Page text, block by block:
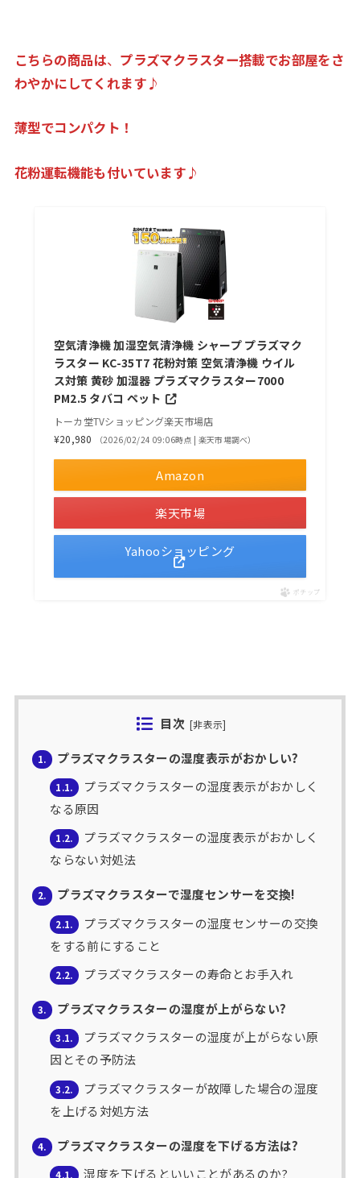
こちらの商品は、 プラズマクラスター搭載でお部屋をさ
わやかにしてくれます♪
薄型でコンパクト！
花粉運転機能も付いています♪
空気清浄機 加湿空気清浄機 シャープ プラズマク
ラスター KC-35T7 花粉対策 空気清浄機 ウイル
ス対策 黄砂 加湿器 プラズマクラスター7000
PM2.5 タバコ ペット
トーカ堂TVショッピング楽天市場店
¥20,980
（2026/02/24 09:06時点 | 楽天市場調べ）
Amazon
楽天市場
Yahooショッピング
ポチップ
目次 [非表示]
1. プラズマクラスターの湿度表示がおかしい?
1.1.
プラズマクラスターの湿度表示がおかしく
なる原因
1.2.
プラズマクラスターの湿度表示がおかしく
ならない対処法
2. プラズマクラスターで湿度センサーを交換!
2.1.
プラズマクラスターの湿度センサーの交換
をする前にすること
2.2. プラズマクラスターの寿命とお手入れ
3. プラズマクラスターの湿度が上がらない?
3.1.
プラズマクラスターの湿度が上がらない原
因とその予防法
3.2.
プラズマクラスターが故障した場合の湿度
を上げる対処方法
4. プラズマクラスターの湿度を下げる方法は?
4.1. 湿度を下げるといいことがあるのか?